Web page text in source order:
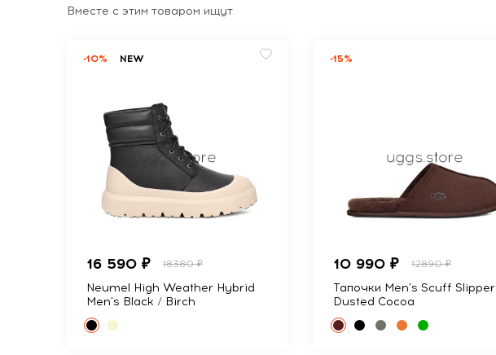
Вместе с этим товаром ищут
-10% NEW
16 590 ₽ 18380 ₽
Neumel High Weather Hybrid
Men's Black / Birch
-15%
10 990 ₽ 12890 ₽
Тапочки Men's Scuff Slipper
Dusted Cocoa